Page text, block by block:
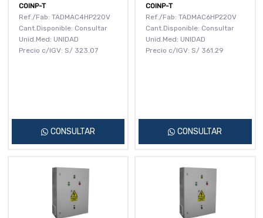
COINP-T
Ref./Fab: TADMAC4HP220V
Cant.Disponible: Consultar
Unid.Med: UNIDAD
Precio c/IGV: S/ 323.07
CONSULTAR
COINP-T
Ref./Fab: TADMAC6HP220V
Cant.Disponible: Consultar
Unid.Med: UNIDAD
Precio c/IGV: S/ 361.29
CONSULTAR